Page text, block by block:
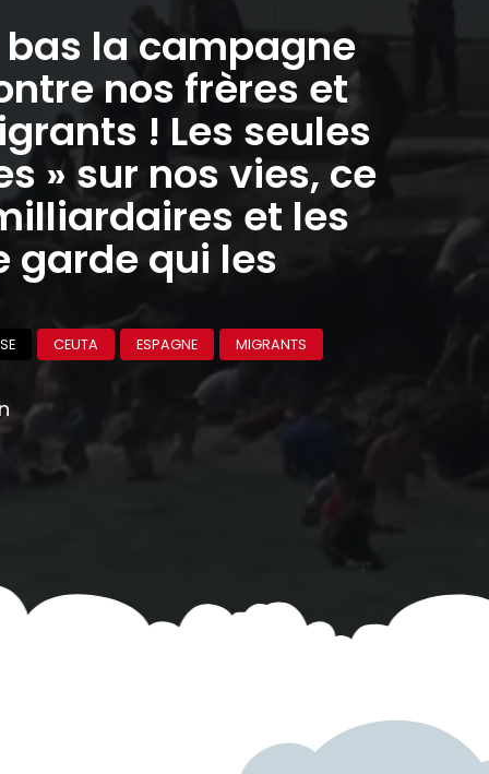
bas la campagne
nos frères et
! Les seules
» sur nos vies, ce
et les
garde qui les
CEUTA ESPAGNE
MIGRANTS